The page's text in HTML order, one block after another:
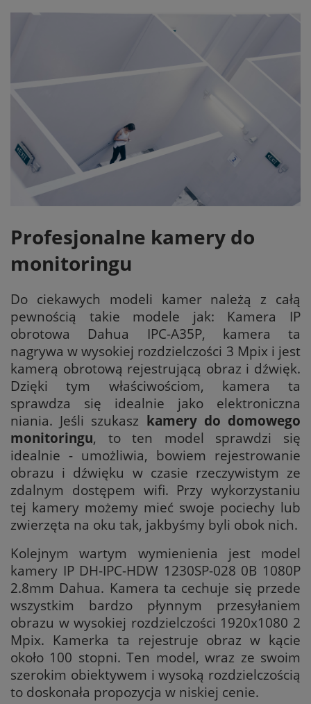
Profesjonalne kamery do
monitoringu
Do ciekawych modeli kamer należą z całą
pewnością takie modele jak: Kamera IP
obrotowa Dahua IPC-A35P, kamera ta
nagrywa w wysokiej rozdzielczości 3 Mpix i jest
kamerą obrotową rejestrującą obraz i dźwięk.
Dzięki tym właściwościom, kamera ta
sprawdza się idealnie jako elektroniczna
niania. Jeśli szukasz kamery do domowego
monitoringu, to ten model sprawdzi się
idealnie - umożliwia, bowiem rejestrowanie
obrazu i dźwięku w czasie rzeczywistym ze
zdalnym dostępem wifi. Przy wykorzystaniu
tej kamery możemy mieć swoje pociechy lub
zwierzęta na oku tak, jakbyśmy byli obok nich.
Kolejnym wartym wymienienia jest model
kamery IP DH-IPC-HDW 1230SP-028 0B 1080P
2.8mm Dahua. Kamera ta cechuje się przede
wszystkim bardzo płynnym przesyłaniem
obrazu w wysokiej rozdzielczości 1920x1080 2
Mpix. Kamerka ta rejestruje obraz w kącie
około 100 stopni. Ten model, wraz ze swoim
szerokim obiektywem i wysoką rozdzielczością
to doskonała propozycja w niskiej cenie.